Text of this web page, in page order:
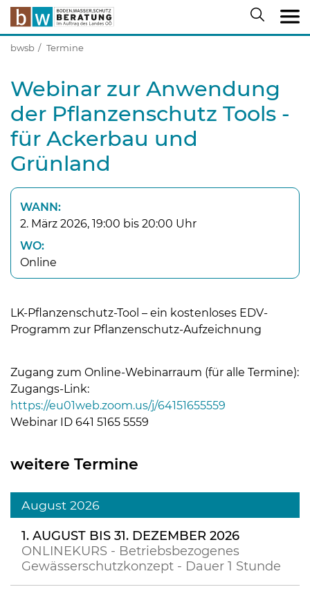
Skip to main content
bwsb Termine
Webinar zur Anwendung
der Pflanzenschutz Tools -
für Ackerbau und
Grünland
WANN:
2. März 2026, 19:00 bis 20:00 Uhr
WO:
Online
LK-Pflanzenschutz-Tool – ein kostenloses EDV-
Programm zur Pflanzenschutz-Aufzeichnung
Zugang zum Online-Webinarraum (für alle Termine):
Zugangs-Link:
https://eu01web.zoom.us/j/64151655559
Webinar ID 641 5165 5559
weitere Termine
August 2026
1. AUGUST BIS 31. DEZEMBER 2026
ONLINEKURS - Betriebsbezogenes
Gewässerschutzkonzept - Dauer 1 Stunde